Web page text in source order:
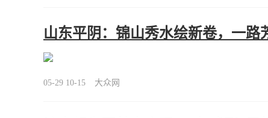
山东平阴：锦山秀水绘新卷，一路
05-29 10-15 大众网